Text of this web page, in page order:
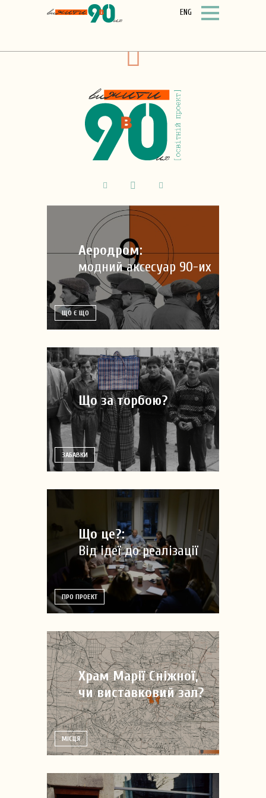
ENG
Аеродром:
модний аксесуар 90-их
ЩО Є ЩО
Що за торбою?
ЗАБАВКИ
Що це?:
Від ідеї до реалізації
ПРО ПРОЕКТ
Храм Марії Сніжної,
чи виставковий зал?
МІСЦЯ